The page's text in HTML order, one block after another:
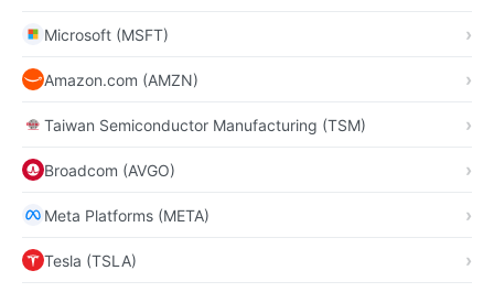
Microsoft (MSFT)
Amazon.com (AMZN)
Taiwan Semiconductor Manufacturing (TSM)
Broadcom (AVGO)
Meta Platforms (META)
Tesla (TSLA)